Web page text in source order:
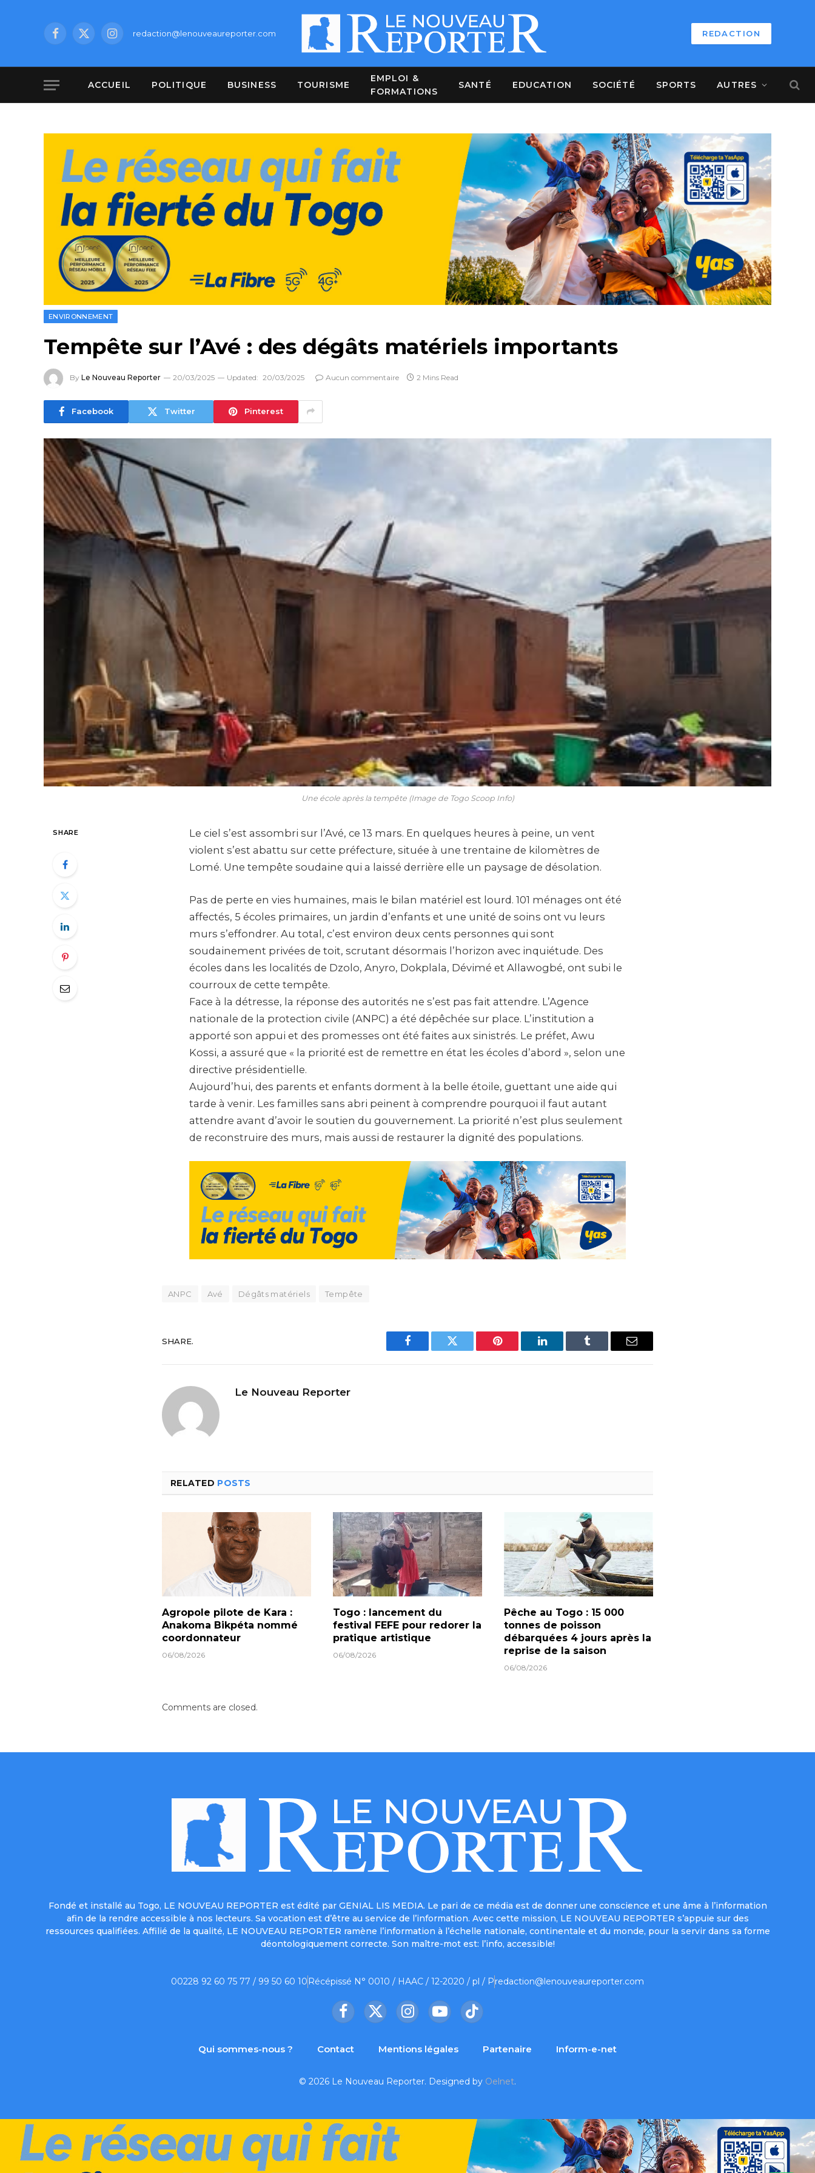
Facebook
X
Instagramredaction@lenouveaureporter.com REDACTION
ACCUEIL POLITIQUE BUSINESS TOURISME
EMPLOI &
FORMATIONS
SANTÉ EDUCATION SOCIÉTÉ SPORTS AUTRES
ENVIRONNEMENT
Tempête sur l’Avé : des dégâts matériels importants
By Le Nouveau Reporter 20/03/2025 Updated: 20/03/2025 Aucun commentaire 2 Mins Read
Facebook Twitter Pinterest
Une école après la tempête (Image de Togo Scoop Info)
SHARE
Le ciel s’est assombri sur l’Avé, ce 13 mars. En quelques heures à peine, un vent
violent s’est abattu sur cette préfecture, située à une trentaine de kilomètres de
Lomé. Une tempête soudaine qui a laissé derrière elle un paysage de désolation.
Pas de perte en vies humaines, mais le bilan matériel est lourd. 101 ménages ont été
affectés, 5 écoles primaires, un jardin d’enfants et une unité de soins ont vu leurs
murs s’effondrer. Au total, c’est environ deux cents personnes qui sont
soudainement privées de toit, scrutant désormais l’horizon avec inquiétude. Des
écoles dans les localités de Dzolo, Anyro, Dokplala, Dévimé et Allawogbé, ont subi le
courroux de cette tempête.
Face à la détresse, la réponse des autorités ne s’est pas fait attendre. L’Agence
nationale de la protection civile (ANPC) a été dépêchée sur place. L’institution a
apporté son appui et des promesses ont été faites aux sinistrés. Le préfet, Awu
Kossi, a assuré que « la priorité est de remettre en état les écoles d’abord », selon une
directive présidentielle.
Aujourd’hui, des parents et enfants dorment à la belle étoile, guettant une aide qui
tarde à venir. Les familles sans abri peinent à comprendre pourquoi il faut autant
attendre avant d’avoir le soutien du gouvernement. La priorité n’est plus seulement
de reconstruire des murs, mais aussi de restaurer la dignité des populations.
ANPC Avé Dégâts matériels Tempête
SHARE.
Facebook Twitter Pinterest LinkedIn Tumblr Email
Le Nouveau Reporter
RELATED POSTS
Agropole pilote de Kara :
Anakoma Bikpéta nommé
coordonnateur
06/08/2026
Togo : lancement du
festival FEFE pour redorer la
pratique artistique
06/08/2026
Pêche au Togo : 15 000
tonnes de poisson
débarquées 4 jours après la
reprise de la saison
06/08/2026
Comments are closed.
Fondé et installé au Togo, LE NOUVEAU REPORTER est édité par GENIAL LIS MEDIA. Le pari de ce média est de donner une conscience et une âme à l’information
afin de la rendre accessible à nos lecteurs. Sa vocation est d’être au service de l’information. Avec cette mission, LE NOUVEAU REPORTER s’appuie sur des
ressources qualifiées. Affilié de la qualité, LE NOUVEAU REPORTER ramène l’information à l’échelle nationale, continentale et du monde, pour la servir dans sa forme
déontologiquement correcte. Son maître-mot est: l’info, accessible!
00228 92 60 75 77 / 99 50 60 10 Récépissé N° 0010 / HAAC / 12-2020 / pl / Predaction@lenouveaureporter.com
Facebook
X
InstagramYouTubeTikTok
Qui sommes-nous ? Contact Mentions légales Partenaire Inform-e-net
© 2026 Le Nouveau Reporter. Designed by Oelnet.